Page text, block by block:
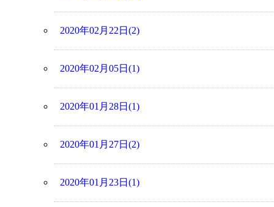
2020年02月22日(2)
2020年02月05日(1)
2020年01月28日(1)
2020年01月27日(2)
2020年01月23日(1)